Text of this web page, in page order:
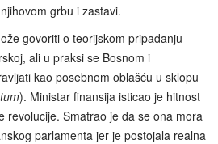
grbu i zastavi.
govoriti o teorijskom pripadanju
ali u praksi se Bosnom i
kao posebnom oblašću u sklopu
). Ministar finansija isticao je hitnost
revolucije. Smatrao je da se ona mora
parlamenta jer je postojala realna